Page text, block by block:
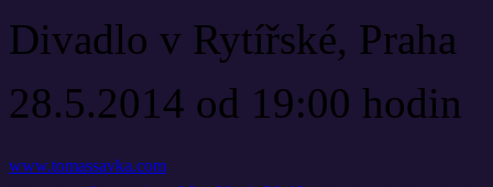
Divadlo v Rytířské, Praha
28.5.2014 od 19:00 hodin
www.tomassavka.com